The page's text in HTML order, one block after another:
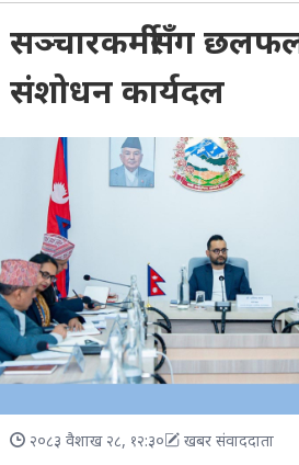
सञ्चारकर्मीसँग
संशोधन कार्यदल
२०८३ वैशाख २८, १२:३० खबर संवाददाता